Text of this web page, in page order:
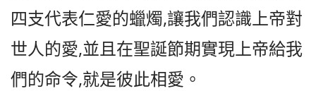
四支代表仁愛的蠟燭,讓我們認識上帝對
世人的愛,並且在聖誕節期實現上帝給我
們的命令,就是彼此相愛。